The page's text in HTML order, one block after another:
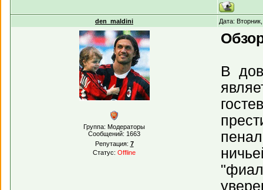
den_maldini Дата:
Группа: Модераторы
Сообщений: 1663
Репутация: 7
Статус: Offline
В